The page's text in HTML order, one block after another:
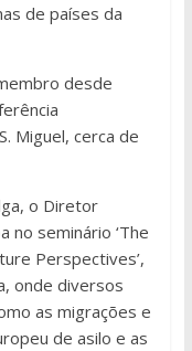
de países da
desde
Miguel, cerca de
o Diretor
no seminário ‘The
Perspectives’,
onde diversos
as migrações e
de asilo e as